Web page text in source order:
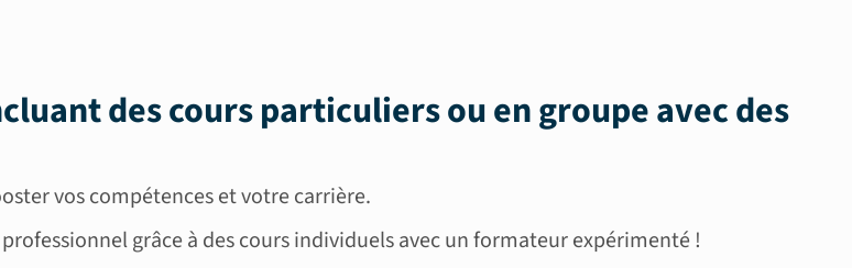
descours particuliers ou en groupeavec des
vos compétences et votre carrière.
grâce à des cours individuels avec un formateur expérimenté !